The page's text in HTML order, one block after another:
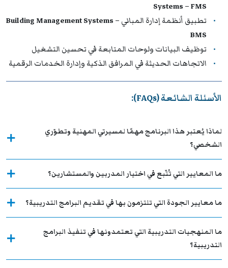
Systems – FMS
تطبيق أنظمة إدارة المباني Building Management Systems –
BMS
توظيف البيانات ولوحات المتابعة في تحسين التشغيل
الاتجاهات الحديثة في المرافق الذكية وإدارة الخدمات الرقمية
الأسئلة الشائعة (FAQs):
لماذا يُعتبر هذا البرنامج مهمًا لمسيرتي المهنية وتطوّري
الشخصي؟
ما المعايير التي تُتّبع في اختيار المدربين والمستشارين؟
ما معايير الجودة التي تلتزمون بها في تقديم البرامج التدريبية؟
ما المنهجيات التدريبية التي تعتمدونها في تنفيذ البرامج
التدريبية؟